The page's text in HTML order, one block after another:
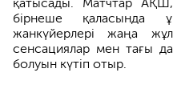
бірнеше қаласында
жанкүйерлері жаңа
сенсациялар мен тағы
болуын күтіп отыр.